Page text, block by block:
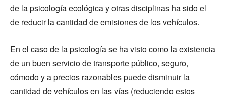
de la psicología ecológica y otras disciplinas ha sido el
de reducir la cantidad de emisiones de los vehículos.
En el caso de la psicología se ha visto como la existencia
de un buen servicio de transporte público, seguro,
cómodo y a precios razonables puede disminuir la
cantidad de vehículos en las vías (reduciendo estos